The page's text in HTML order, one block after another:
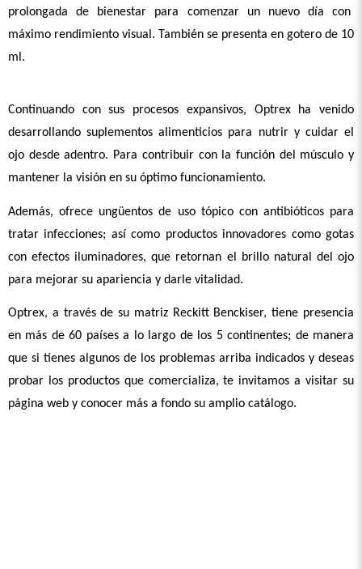
prolongada de bienestar para comenzar un nuevo día con
máximo rendimiento visual. También se presenta en gotero de 10
ml.
Continuando con sus procesos expansivos, Optrex ha venido
desarrollando suplementos alimenticios para nutrir y cuidar el
ojo desde adentro. Para contribuir con la función del músculo y
mantener la visión en su óptimo funcionamiento.
Además, ofrece ungüentos de uso tópico con antibióticos para
tratar infecciones; así como productos innovadores como gotas
con efectos iluminadores, que retornan el brillo natural del ojo
para mejorar su apariencia y darle vitalidad.
Optrex, a través de su matriz Reckitt Benckiser, tiene presencia
en más de 60 países a lo largo de los 5 continentes; de manera
que si tienes algunos de los problemas arriba indicados y deseas
probar los productos que comercializa, te invitamos a visitar su
página web y conocer más a fondo su amplio catálogo.